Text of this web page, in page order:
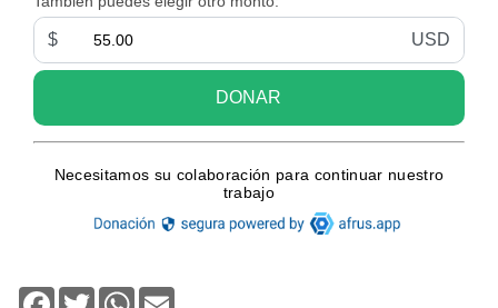
Facebook
TwitterWhatsApp